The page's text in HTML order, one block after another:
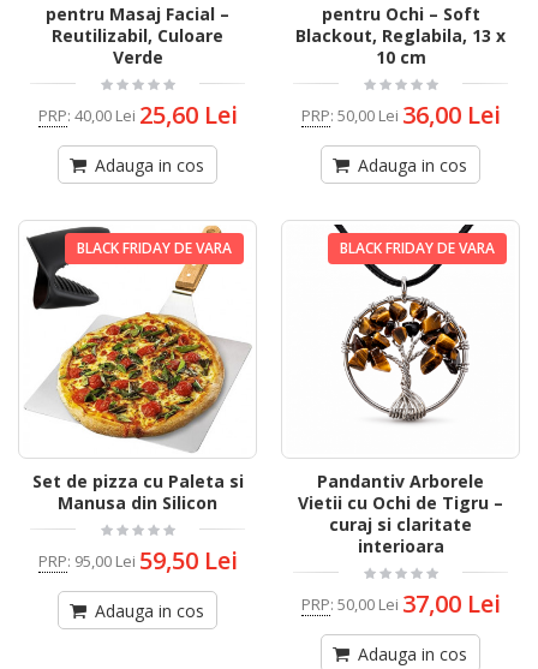
pentru Masaj Facial –
Reutilizabil, Culoare
Verde
PRP: 40,00 Lei 25,60 Lei
Adauga in cos
pentru Ochi – Soft
Blackout, Reglabila, 13 x
10 cm
PRP: 50,00 Lei 36,00 Lei
Adauga in cos
BLACK FRIDAY DE VARA
Set de pizza cu Paleta si
Manusa din Silicon
PRP: 95,00 Lei 59,50 Lei
Adauga in cos
BLACK FRIDAY DE VARA
Pandantiv Arborele
Vietii cu Ochi de Tigru –
curaj si claritate
interioara
PRP: 50,00 Lei 37,00 Lei
Adauga in cos